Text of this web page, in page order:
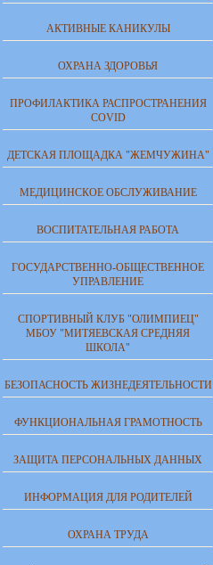
АКТИВНЫЕ КАНИКУЛЫ
ОХРАНА ЗДОРОВЬЯ
ПРОФИЛАКТИКА РАСПРОСТРАНЕНИЯ
COVID
ДЕТСКАЯ ПЛОЩАДКА "ЖЕМЧУЖИНА"
МЕДИЦИНСКОЕ ОБСЛУЖИВАНИЕ
ВОСПИТАТЕЛЬНАЯ РАБОТА
ГОСУДАРСТВЕННО-ОБЩЕСТВЕННОЕ
УПРАВЛЕНИЕ
СПОРТИВНЫЙ КЛУБ "ОЛИМПИЕЦ"
МБОУ "МИТЯЕВСКАЯ СРЕДНЯЯ
ШКОЛА"
БЕЗОПАСНОСТЬ ЖИЗНЕДЕЯТЕЛЬНОСТИ
ФУНКЦИОНАЛЬНАЯ ГРАМОТНОСТЬ
ЗАЩИТА ПЕРСОНАЛЬНЫХ ДАННЫХ
ИНФОРМАЦИЯ ДЛЯ РОДИТЕЛЕЙ
ОХРАНА ТРУДА